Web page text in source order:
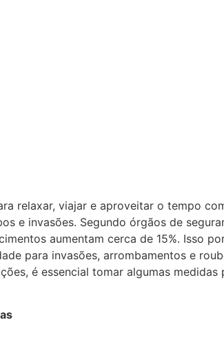
relaxar, viajar e aproveitar o tempo
e invasões. Segundo órgãos de
aumentam cerca de 15%. Isso
para invasões, arrombamentos e
é essencial tomar algumas